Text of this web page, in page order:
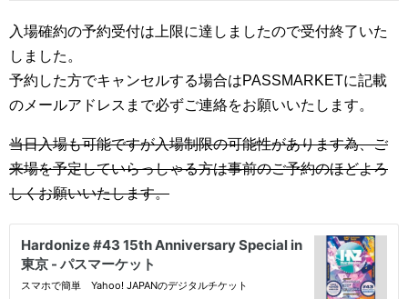
入場確約の予約受付は上限に達しましたので受付終了いた
しました。
予約した方でキャンセルする場合はPASSMARKETに記載
のメールアドレスまで必ずご連絡をお願いいたします。
当日入場も可能ですが入場制限の可能性があります為、ご
来場を予定していらっしゃる方は事前のご予約のほどよろ
しくお願いいたします。